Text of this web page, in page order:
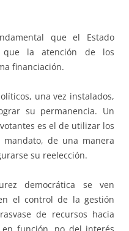
que el Estado
que la atención de los
financiación.
una vez instalados,
su permanencia. Un
es el de utilizar los
de una manera
su reelección.
democrática se ven
el control de la gestión
de recursos hacia